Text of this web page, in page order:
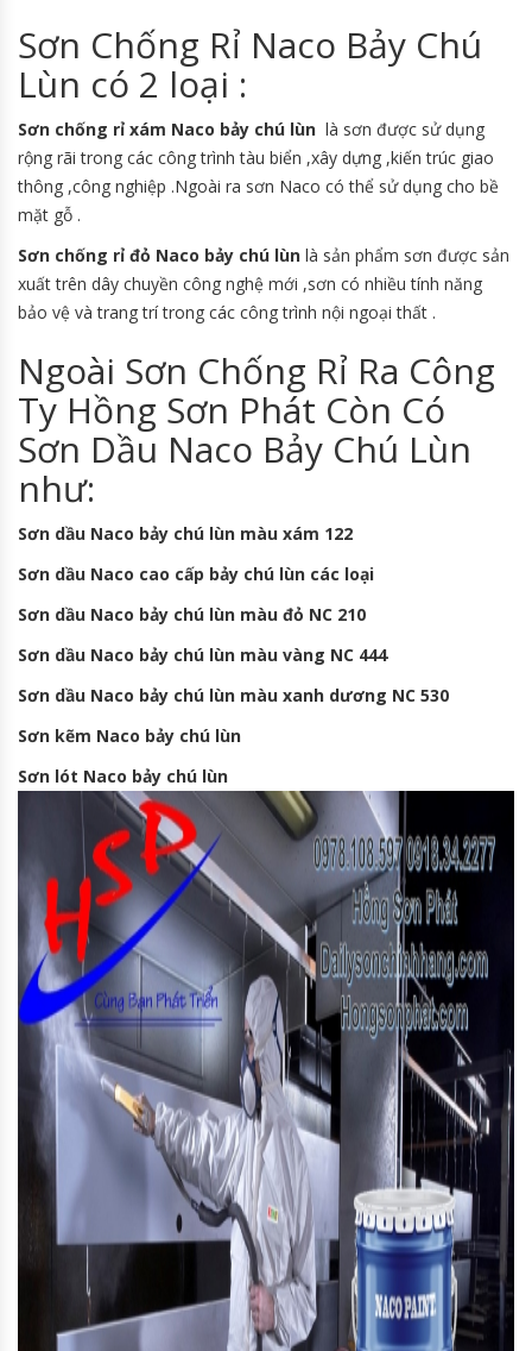
Sơn Chống Rỉ Naco Bảy Chú
Lùn có 2 loại :
Sơn chống rỉ xám Naco bảy chú lùn là sơn được sử dụng
rộng rãi trong các công trình tàu biển ,xây dựng ,kiến trúc giao
thông ,công nghiệp .Ngoài ra sơn Naco có thể sử dụng cho bề
mặt gỗ .
Sơn chống rỉ đỏ Naco bảy chú lùn là sản phẩm sơn được sản
xuất trên dây chuyền công nghệ mới ,sơn có nhiều tính năng
bảo vệ và trang trí trong các công trình nội ngoại thất .
Ngoài Sơn Chống Rỉ Ra Công
Ty Hồng Sơn Phát Còn Có
Sơn Dầu Naco Bảy Chú Lùn
như:
Sơn dầu Naco bảy chú lùn màu xám 122
Sơn dầu Naco cao cấp bảy chú lùn các loại
Sơn dầu Naco bảy chú lùn màu đỏ NC 210
Sơn dầu Naco bảy chú lùn màu vàng NC 444
Sơn dầu Naco bảy chú lùn màu xanh dương NC 530
Sơn kẽm Naco bảy chú lùn
Sơn lót Naco bảy chú lùn